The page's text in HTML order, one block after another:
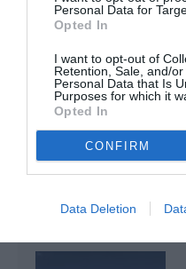
Personal Data for
Opted In
I want to opt-out of
Retention, Sale, and/
Personal Data that Is
Purposes for which it
Opted In
CONFIRM
Data Deletion